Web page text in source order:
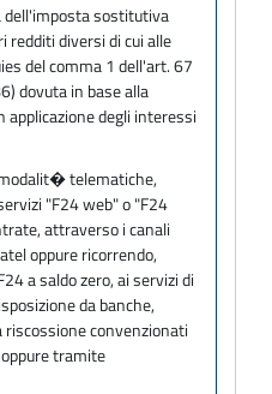
sostitutiva
redditi diversi di cui alle
del comma 1 dell'art. 67
dovuta in base alla
applicazione degli interessi
telematiche,
"F24 web" o "F24
attraverso i canali
oppure ricorrendo,
a saldo zero, ai servizi di
da banche,
riscossione convenzionati
tramite